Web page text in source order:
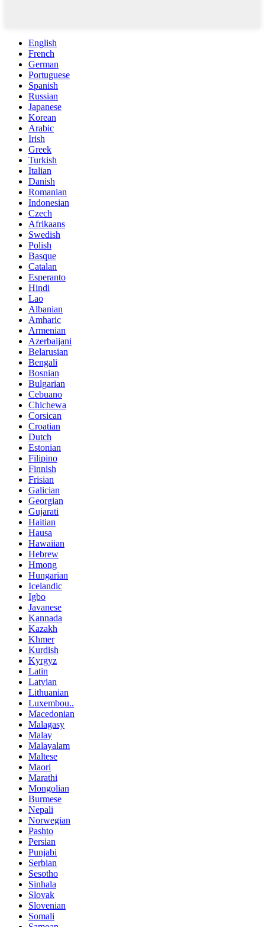
English
French
German
Portuguese
Spanish
Russian
Japanese
Korean
Arabic
Irish
Greek
Turkish
Italian
Danish
Romanian
Indonesian
Czech
Afrikaans
Swedish
Polish
Basque
Catalan
Esperanto
Hindi
Lao
Albanian
Amharic
Armenian
Azerbaijani
Belarusian
Bengali
Bosnian
Bulgarian
Cebuano
Chichewa
Corsican
Croatian
Dutch
Estonian
Filipino
Finnish
Frisian
Galician
Georgian
Gujarati
Haitian
Hausa
Hawaiian
Hebrew
Hmong
Hungarian
Icelandic
Igbo
Javanese
Kannada
Kazakh
Khmer
Kurdish
Kyrgyz
Latin
Latvian
Lithuanian
Luxembou..
Macedonian
Malagasy
Malay
Malayalam
Maltese
Maori
Marathi
Mongolian
Burmese
Nepali
Norwegian
Pashto
Persian
Punjabi
Serbian
Sesotho
Sinhala
Slovak
Slovenian
Somali